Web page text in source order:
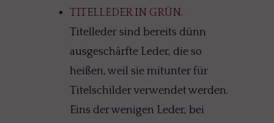
TITELLEDER IN GRÜN.
Titelleder sind bereits dünn
ausgeschärfte Leder, die so
heißen, weil sie mitunter für
Titelschilder verwendet werden.
Eins der wenigen Leder, bei